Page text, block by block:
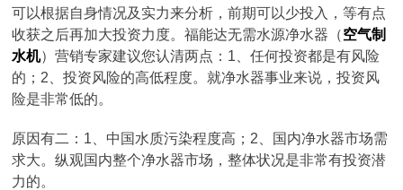
可以根据自身情况及实力来分析，前期可以少投入，等有点
收获之后再加大投资力度。福能达无需水源净水器（空气制
水机）营销专家建议您认清两点：1、任何投资都是有风险
的；2、投资风险的高低程度。就净水器事业来说，投资风
险是非常低的。
原因有二：1、中国水质污染程度高；2、国内净水器市场需
求大。纵观国内整个净水器市场，整体状况是非常有投资潜
力的。